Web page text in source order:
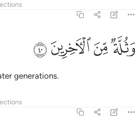
وثلة من الاخرين ٤٠
وَثُلَّةٌۭ مِّنَ ٱلْـَٔاخِرِينَ ٤٠
ﲢﲣﲤﲥ
generations.